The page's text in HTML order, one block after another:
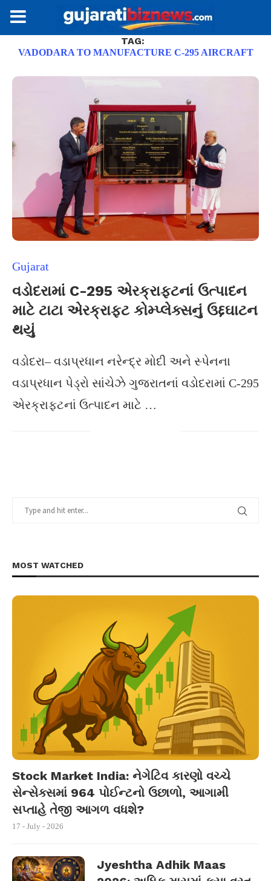
TAG:
VADODARA TO MANUFACTURE C-295 AIRCRAFT
Gujarat
વડોદરામાં C-295 એરક્રાફ્ટનાં ઉત્પાદન
માટે ટાટા એરક્રાફ્ટ કોમ્પ્લેક્સનું ઉદ્દઘાટન
થયું
વડોદરા– વડાપ્રધાન નરેન્દ્ર મોદી અને સ્પેનના
વડાપ્રધાન પેડ્રો સાંચેઝે ગુજરાતનાં વડોદરામાં C-295
એરક્રાફ્ટનાં ઉત્પાદન માટે …
MOST WATCHED
Stock Market India: નેગેટિવ કારણો વચ્ચે
સેન્સેક્સમાં 964 પોઈન્ટનો ઉછાળો, આગામી
સપ્તાહે તેજી આગળ વધશે?
17 - July - 2026
Jyeshtha Adhik Maas